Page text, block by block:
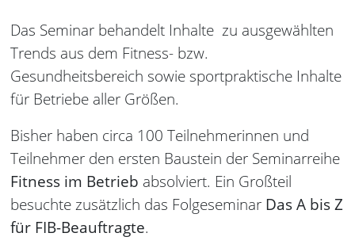
Das Seminar behandelt Inhalte zu ausgewählten
Trends aus dem Fitness- bzw.
Gesundheitsbereich sowie sportpraktische Inhalte
für Betriebe aller Größen.
Bisher haben circa 100 Teilnehmerinnen und
Teilnehmer den ersten Baustein der Seminarreihe
Fitness im Betrieb absolviert. Ein Großteil
besuchte zusätzlich das Folgeseminar Das A bis Z
für FIB-Beauftragte.